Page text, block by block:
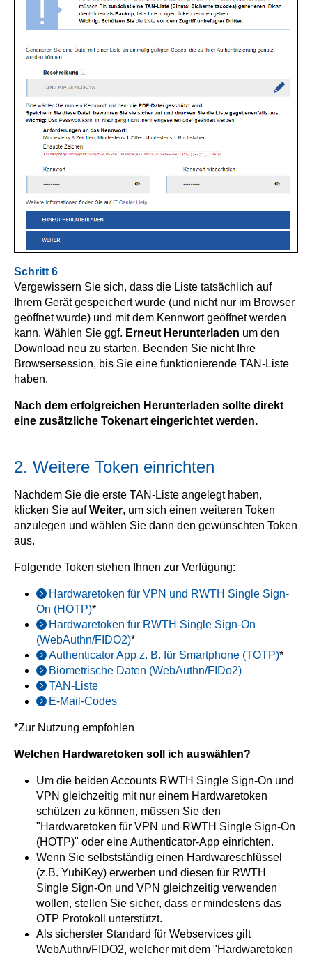
Schritt 6
Vergewissern Sie sich, dass die Liste tatsächlich auf
Ihrem Gerät gespeichert wurde (und nicht nur im Browser
geöffnet wurde) und mit dem Kennwort geöffnet werden
kann. Wählen Sie ggf. Erneut Herunterladen um den
Download neu zu starten. Beenden Sie nicht Ihre
Browsersession, bis Sie eine funktionierende TAN-Liste
haben.
Nach dem erfolgreichen Herunterladen sollte direkt
eine zusätzliche Tokenart eingerichtet werden.
2. Weitere Token einrichten
Nachdem Sie die erste TAN-Liste angelegt haben,
klicken Sie aufWeiter, um sich einen weiteren Token
anzulegen und wählen Sie dann den gewünschten Token
aus.
Folgende Token stehen Ihnen zur Verfügung:
Hardwaretoken für VPN und RWTH Single Sign-
On (HOTP)*
Hardwaretoken für RWTH Single Sign-On
(WebAuthn/FIDO2)*
Authenticator App z. B. für Smartphone (TOTP)*
Biometrische Daten (WebAuthn/FIDo2)
TAN-Liste
E-Mail-Codes
*Zur Nutzung empfohlen
Welchen Hardwaretoken soll ich auswählen?
Um die beiden Accounts RWTH Single Sign-On und
VPN gleichzeitig mit nur einem Hardwaretoken
schützen zu können, müssen Sie den
"Hardwaretoken für VPN und RWTH Single Sign-On
(HOTP)" oder eine Authenticator-App einrichten.
Wenn Sie selbstständig einen Hardwareschlüssel
(z.B. YubiKey) erwerben und diesen für RWTH
Single Sign-On und VPN gleichzeitig verwenden
wollen, stellen Sie sicher, dass er mindestens das
OTP Protokoll unterstützt.
Als sicherster Standard für Webservices gilt
WebAuthn/FIDO2, welcher mit dem "Hardwaretoken